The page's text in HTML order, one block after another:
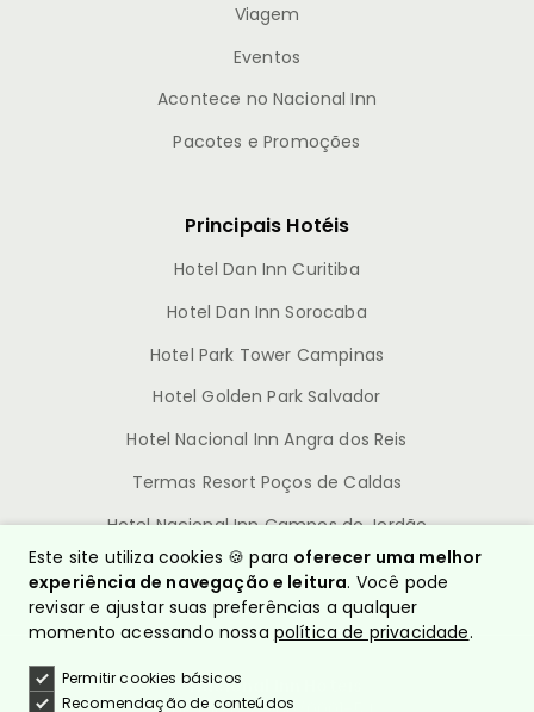
Viagem
Eventos
Acontece no Nacional Inn
Pacotes e Promoções
Principais Hotéis
Hotel Dan Inn Curitiba
Hotel Dan Inn Sorocaba
Hotel Park Tower Campinas
Hotel Golden Park Salvador
Hotel Nacional Inn Angra dos Reis
Termas Resort Poços de Caldas
Hotel Nacional Inn Campos do Jordão
© Nacional Inn Hotéis
Este site utiliza cookies 🍪 para oferecer uma melhor
experiência de navegação e leitura. Você pode
revisar e ajustar suas preferências a qualquer
momento acessando nossa política de privacidade.
Permitir cookies básicos
Recomendação de conteúdos